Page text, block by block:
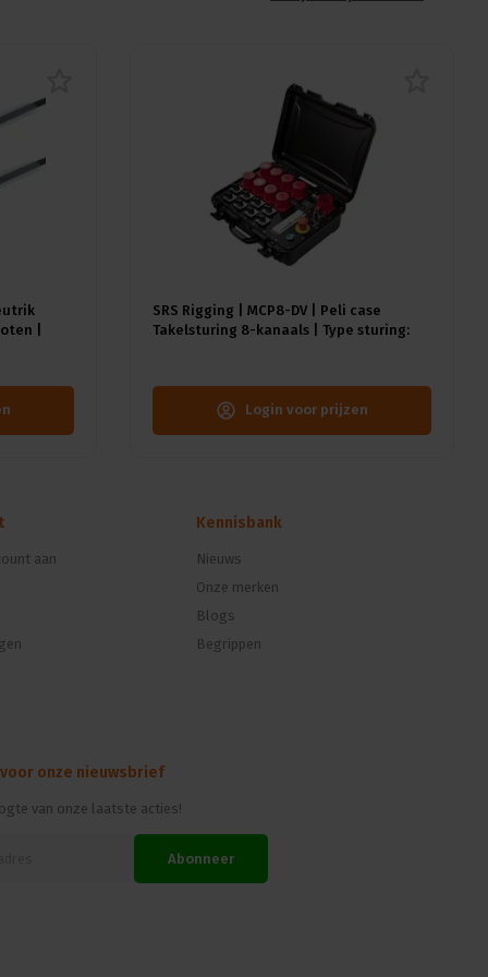
|
SRS Rigging | MCP8-DV | Peli case
Takelsturing 8-kanaals | Type sturing:
Login voor prijzen
aan
Kennisbank
Nieuws
Onze merken
Blogs
Begrippen
onze nieuwsbrief
van onze laatste acties!
Abonneer